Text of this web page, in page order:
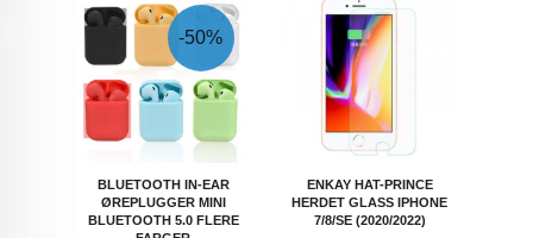
BLUETOOTH IN-EAR
ØREPLUGGER MINI
BLUETOOTH 5.0 FLERE
-50%
ENKAY HAT-PRINCE
HERDET GLASS IPHONE
7/8/SE (2020/2022)